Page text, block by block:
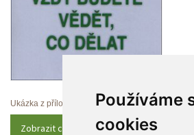
Používáme
cookie
Ukázka z přílohy
Zobrazit celý obsah